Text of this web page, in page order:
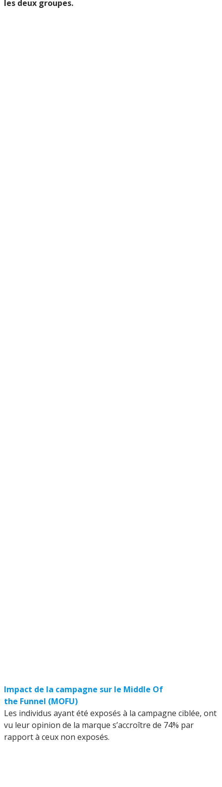
les deux groupes.
Impact de la campagne sur le Middle Of
the Funnel (MOFU)
Les individus ayant été exposés à la campagne ciblée, ont
vu leur opinion de la marque s’accroître de 74% par
rapport à ceux non exposés.